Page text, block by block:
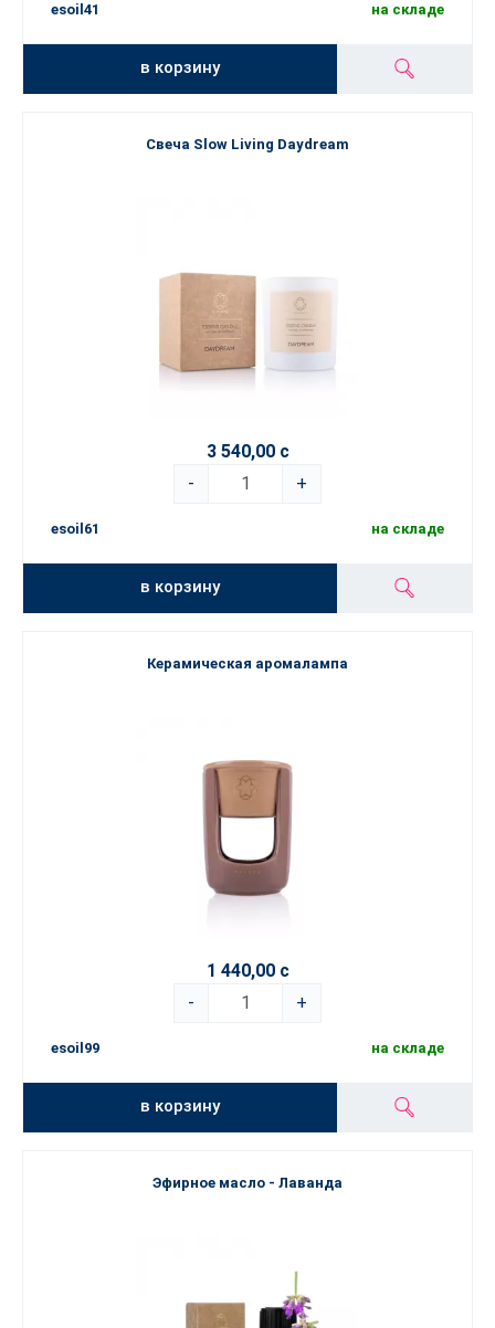
esoil41 на складе
в корзину
Свеча Slow Living Daydream
3 540,00 с
-
+
esoil61 на складе
в корзину
Керамическая аромалампа
1 440,00 с
-
+
esoil99 на складе
в корзину
Эфирное масло - Лаванда